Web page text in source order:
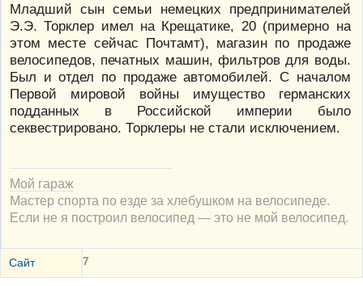
Младший сын семьи немецких предпринимателей
Э.Э. Торклер имел на Крещатике, 20 (примерно на
этом месте сейчас Почтамт), магазин по продаже
велосипедов, печатных машин, фильтров для воды.
Был и отдел по продаже автомобилей. С началом
Первой мировой войны имущество германских
подданных в Российской империи было
секвестрировано. Торклеры не стали исключением.
Мой гараж
Мастер спорта по езде за хлебушком на велосипеде.
Если не я построил велосипед — это не мой велосипед.
Сайт 7